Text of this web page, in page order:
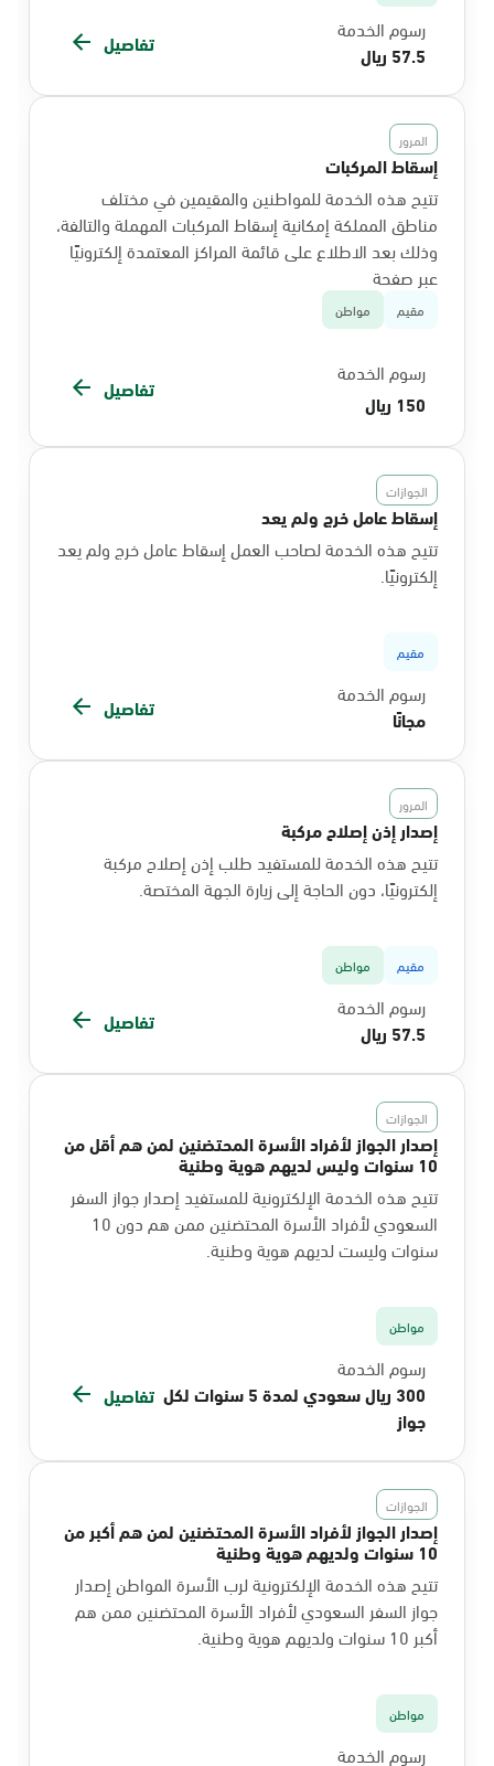
رسوم الخدمة
57.5 ريال
تفاصيل
المرور
إسقاط المركبات
تتيح هذه الخدمة للمواطنين والمقيمين في مختلف
مناطق المملكة إمكانية إسقاط المركبات المهملة والتالفة،
وذلك بعد الاطلاع على قائمة المراكز المعتمدة إلكترونيًا
عبر صفحة
مقيم مواطن
رسوم الخدمة
150 ريال
تفاصيل
الجوازات
إسقاط عامل خرج ولم يعد
تتيح هذه الخدمة لصاحب العمل إسقاط عامل خرج ولم يعد
إلكترونيًا.
مقيم
رسوم الخدمة
مجانًا
تفاصيل
المرور
إصدار إذن إصلاح مركبة
تتيح هذه الخدمة للمستفيد طلب إذن إصلاح مركبة
إلكترونيًا، دون الحاجة إلى زيارة الجهة المختصة.
مقيم مواطن
رسوم الخدمة
57.5 ريال
تفاصيل
الجوازات
إصدار الجواز لأفراد الأسرة المحتضنين لمن هم أقل من
10 سنوات وليس لديهم هوية وطنية
تتيح هذه الخدمة الإلكترونية للمستفيد إصدار جواز السفر
السعودي لأفراد الأسرة المحتضنين ممن هم دون 10
سنوات وليست لديهم هوية وطنية.
مواطن
رسوم الخدمة
300 ريال سعودي لمدة 5 سنوات لكل
جواز
تفاصيل
الجوازات
إصدار الجواز لأفراد الأسرة المحتضنين لمن هم أكبر من
10 سنوات ولديهم هوية وطنية
تتيح هذه الخدمة الإلكترونية لرب الأسرة المواطن إصدار
جواز السفر السعودي لأفراد الأسرة المحتضنين ممن هم
أكبر 10 سنوات ولديهم هوية وطنية.
مواطن
رسوم الخدمة